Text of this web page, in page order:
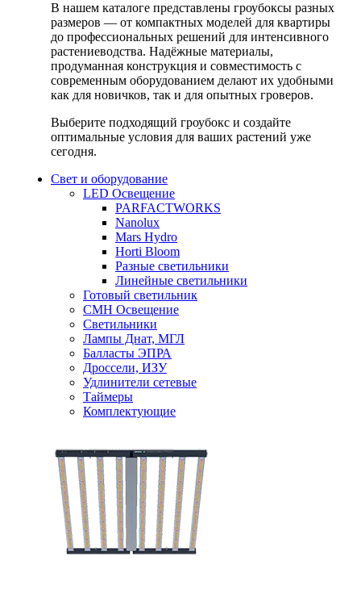
В нашем каталоге представлены гроубоксы разных
размеров — от компактных моделей для квартиры
до профессиональных решений для интенсивного
растениеводства. Надёжные материалы,
продуманная конструкция и совместимость с
современным оборудованием делают их удобными
как для новичков, так и для опытных гроверов.
Выберите подходящий гроубокс и создайте
оптимальные условия для ваших растений уже
сегодня.
Свет и оборудование
LED Освещение
PARFACTWORKS
Nanolux
Mars Hydro
Horti Bloom
Разные светильники
Линейные светильники
Готовый светильник
CMH Освещение
Светильники
Лампы Днат, МГЛ
Балласты ЭПРА
Дроссели, ИЗУ
Удлинители сетевые
Таймеры
Комплектующие